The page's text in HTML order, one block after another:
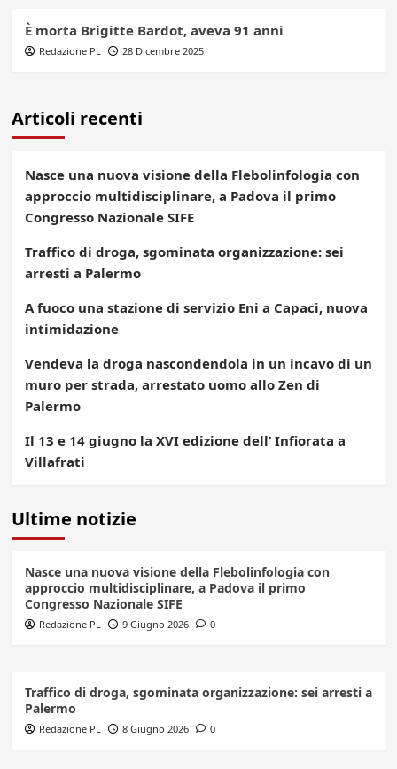
È morta Brigitte Bardot, aveva 91 anni
Redazione PL 28 Dicembre 2025
Articoli recenti
Nasce una nuova visione della Flebolinfologia con
approccio multidisciplinare, a Padova il primo
Congresso Nazionale SIFE
Traffico di droga, sgominata organizzazione: sei
arresti a Palermo
A fuoco una stazione di servizio Eni a Capaci, nuova
intimidazione
Vendeva la droga nascondendola in un incavo di un
muro per strada, arrestato uomo allo Zen di
Palermo
Il 13 e 14 giugno la XVI edizione dell’ Infiorata a
Villafrati
Ultime notizie
Nasce una nuova visione della Flebolinfologia con
approccio multidisciplinare, a Padova il primo
Congresso Nazionale SIFE
Redazione PL 9 Giugno 2026 0
Traffico di droga, sgominata organizzazione: sei arresti a
Palermo
Redazione PL 8 Giugno 2026 0